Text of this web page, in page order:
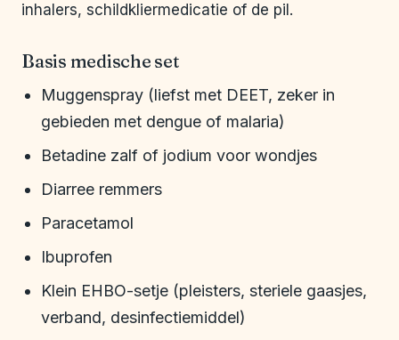
inhalers, schildkliermedicatie of de pil.
Basis medische set
Muggenspray (liefst met DEET, zeker in
gebieden met dengue of malaria)
Betadine zalf of jodium voor wondjes
Diarree remmers
Paracetamol
Ibuprofen
Klein EHBO-setje (pleisters, steriele gaasjes,
verband, desinfectiemiddel)